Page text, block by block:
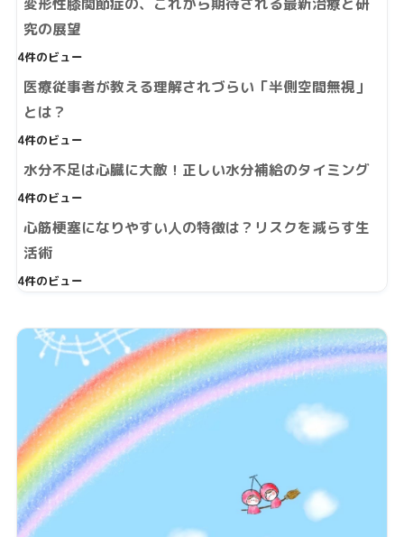
究の展望
4件のビュー
医療従事者が教える理解されづらい「半側空間無視」
とは？
4件のビュー
水分不足は心臓に大敵！正しい水分補給のタイミング
4件のビュー
心筋梗塞になりやすい人の特徴は？リスクを減らす生
活術
4件のビュー